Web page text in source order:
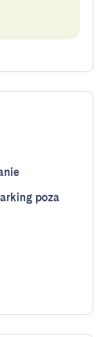
poza